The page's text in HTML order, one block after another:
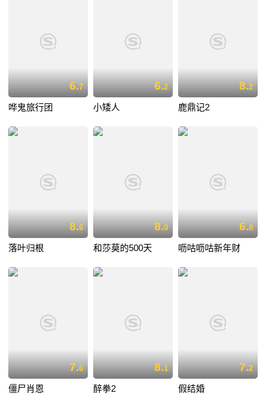
6.7
哗鬼旅行团
6.2
小矮人
8.2
鹿鼎记2
8.6
落叶归根
8.0
和莎莫的500天
6.8
呖咕呖咕新年财
7.6
僵尸肖恩
8.1
醉拳2
7.2
假结婚